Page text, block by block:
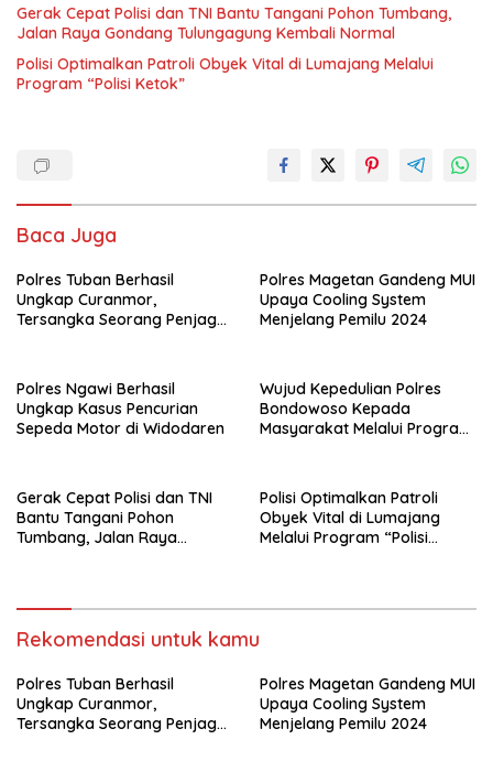
Gerak Cepat Polisi dan TNI Bantu Tangani Pohon Tumbang,
Jalan Raya Gondang Tulungagung Kembali Normal
Polisi Optimalkan Patroli Obyek Vital di Lumajang Melalui
Program “Polisi Ketok”
Baca Juga
Polres Tuban Berhasil
Ungkap Curanmor,
Tersangka Seorang Penjaga
Polres Magetan Gandeng MUI
Upaya Cooling System
Menjelang Pemilu 2024
Polres Ngawi Berhasil
Ungkap Kasus Pencurian
Sepeda Motor di Widodaren
Wujud Kepedulian Polres
Bondowoso Kepada
Masyarakat Melalui Program
Gerak Cepat Polisi dan TNI
Bantu Tangani Pohon
Tumbang, Jalan Raya
Polisi Optimalkan Patroli
Obyek Vital di Lumajang
Melalui Program “Polisi
Rekomendasi untuk kamu
Polres Tuban Berhasil
Ungkap Curanmor,
Tersangka Seorang Penjaga
Polres Magetan Gandeng MUI
Upaya Cooling System
Menjelang Pemilu 2024